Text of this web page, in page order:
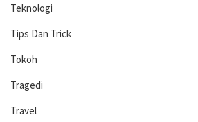
Teknologi
Tips Dan Trick
Tokoh
Tragedi
Travel